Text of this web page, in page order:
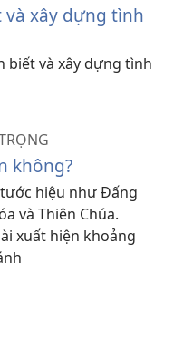
và xây dựng tình
biết và xây dựng tình
không?
hiệu như Đấng
và Thiên Chúa.
xuất hiện khoảng